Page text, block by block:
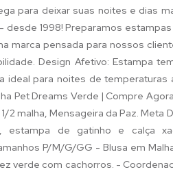
para deixar suas noites e dias
1998! Preparamos
marca pensada para nossos
Design Afetivo: Estampa
para noites de temperaturas
Pet Dreams Verde | Compre
malha, Mensageira da Paz. Meta
de gatinho e calça
P/M/G/GG - Blusa em
verde com cachorros. -